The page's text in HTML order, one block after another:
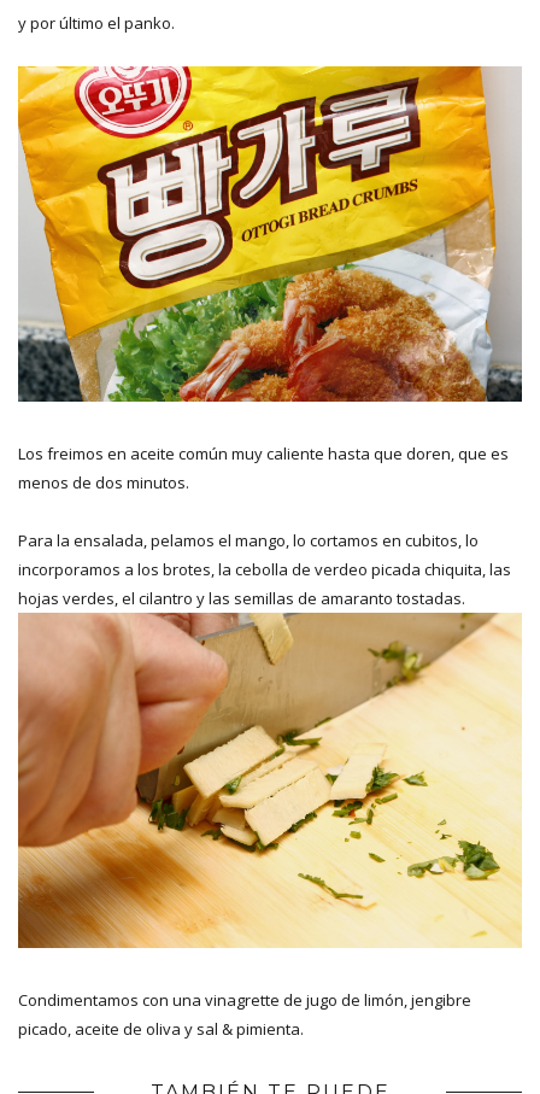
y por último el panko.
Los freimos en aceite común muy caliente hasta que doren, que es
menos de dos minutos.
Para la ensalada, pelamos el mango, lo cortamos en cubitos, lo
incorporamos a los brotes, la cebolla de verdeo picada chiquita, las
hojas verdes, el cilantro y las semillas de amaranto tostadas.
Condimentamos con una vinagrette de jugo de limón, jengibre
picado, aceite de oliva y sal & pimienta.